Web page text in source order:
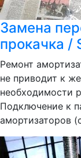
Замена
прокачка /
Ремонт
не приводит к
необходимости
Подключение к
амортизаторов